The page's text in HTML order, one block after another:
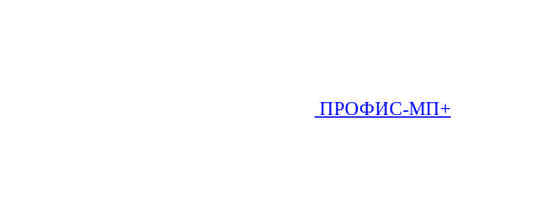
ПРОФИС-МП+